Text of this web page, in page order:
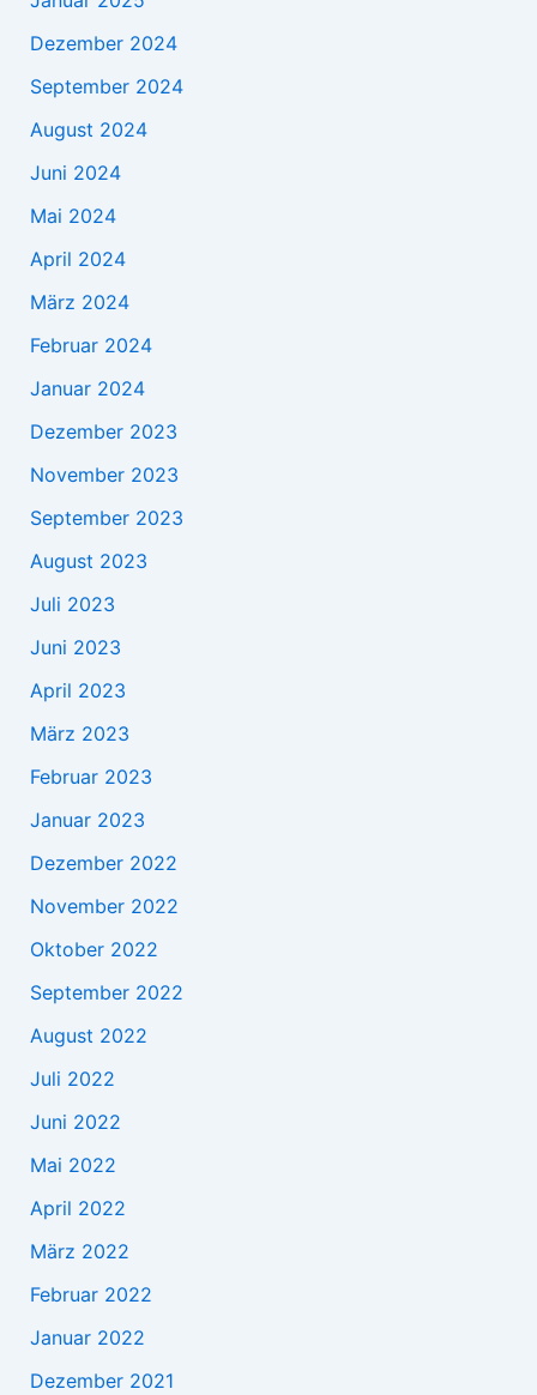
Dezember 2024
September 2024
August 2024
Juni 2024
Mai 2024
April 2024
März 2024
Februar 2024
Januar 2024
Dezember 2023
November 2023
September 2023
August 2023
Juli 2023
Juni 2023
April 2023
März 2023
Februar 2023
Januar 2023
Dezember 2022
November 2022
Oktober 2022
September 2022
August 2022
Juli 2022
Juni 2022
Mai 2022
April 2022
März 2022
Februar 2022
Januar 2022
Dezember 2021